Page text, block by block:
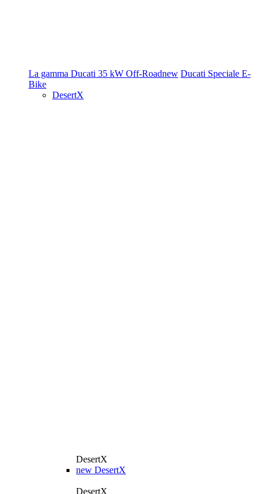
La gamma Ducati 35 kW Off-Roadnew Ducati Speciale E-
Bike
DesertX
DesertX
new DesertX
DesertX